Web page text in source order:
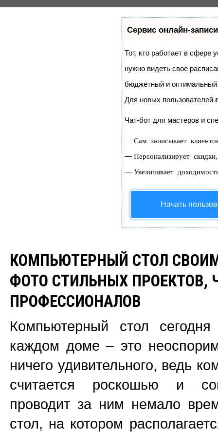
Сервис онлайн-
Тот, кто работает в сфере
нужно видеть свое
бюджетный и
Для новых пользователей
Чат-бот для мастеров и
— Сам записывает
— Персонализирует
— Увеличивает
Начать
КОМПЬЮТЕРНЫЙ СТОЛ
ФОТО СТИЛЬНЫХ ПРОЕКТОВ,
ПРОФЕССИОНАЛОВ
Компьютерный стол
каждом доме – это
ничего удивительного, ведь
считается роскошью и
проводит за ним немало
стол, на котором